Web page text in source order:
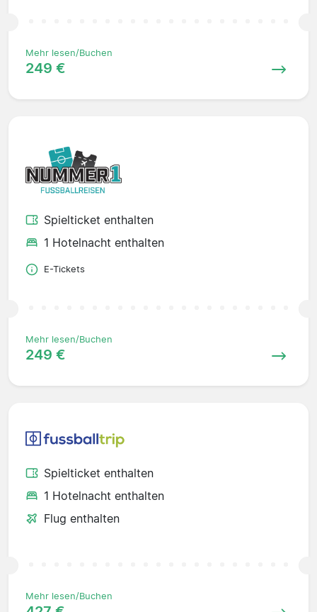
Mehr lesen/Buchen
249 €
Spielticket enthalten
1 Hotelnacht enthalten
E-Tickets
Mehr lesen/Buchen
249 €
Spielticket enthalten
1 Hotelnacht enthalten
Flug enthalten
Mehr lesen/Buchen